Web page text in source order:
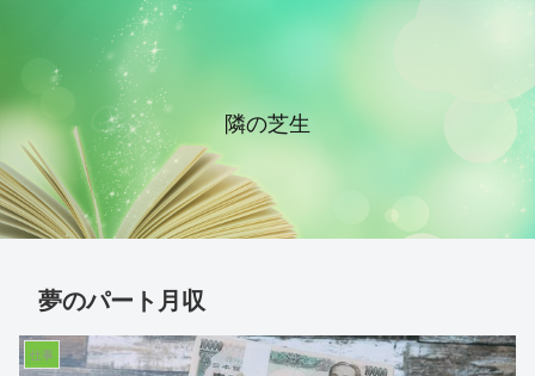
隣の芝生
夢のパート月収
仕事